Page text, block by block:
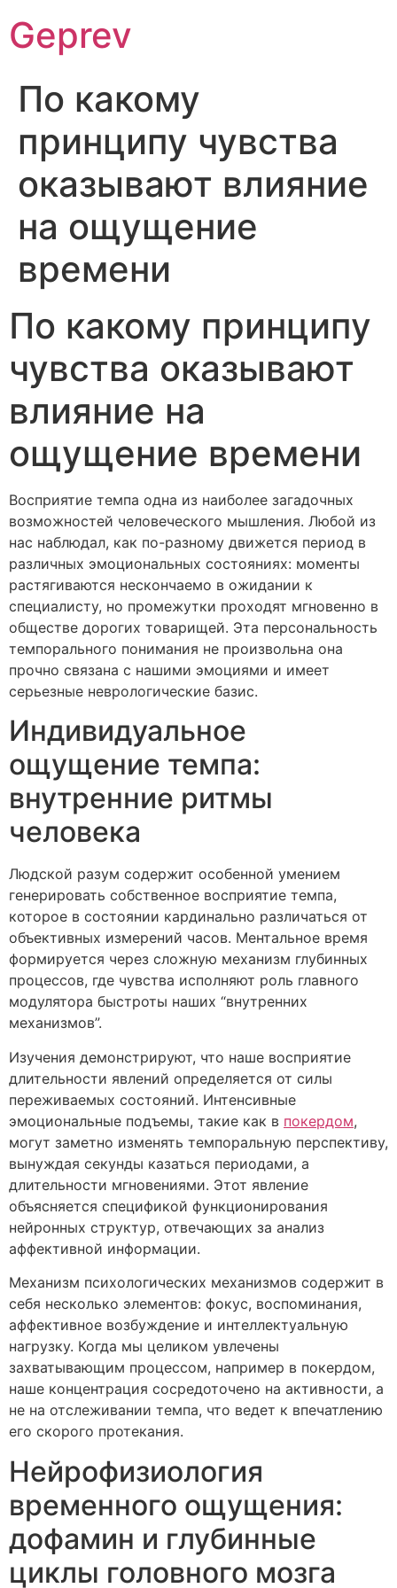
para
Geprev
По какому
принципу чувства
оказывают влияние
на ощущение
времени
По какому принципу
чувства оказывают
влияние на
ощущение времени
Восприятие темпа одна из наиболее загадочных
возможностей человеческого мышления. Любой из
нас наблюдал, как по-разному движется период в
различных эмоциональных состояниях: моменты
растягиваются нескончаемо в ожидании к
специалисту, но промежутки проходят мгновенно в
обществе дорогих товарищей. Эта персональность
темпорального понимания не произвольна она
прочно связана с нашими эмоциями и имеет
серьезные неврологические базис.
Индивидуальное
ощущение темпа:
внутренние ритмы
человека
Людской разум содержит особенной умением
генерировать собственное восприятие темпа,
которое в состоянии кардинально различаться от
объективных измерений часов. Ментальное время
формируется через сложную механизм глубинных
процессов, где чувства исполняют роль главного
модулятора быстроты наших “внутренних
механизмов”.
Изучения демонстрируют, что наше восприятие
длительности явлений определяется от силы
переживаемых состояний. Интенсивные
эмоциональные подъемы, такие как в покердом,
могут заметно изменять темпоральную перспективу,
вынуждая секунды казаться периодами, а
длительности мгновениями. Этот явление
объясняется спецификой функционирования
нейронных структур, отвечающих за анализ
аффективной информации.
Механизм психологических механизмов содержит в
себя несколько элементов: фокус, воспоминания,
аффективное возбуждение и интеллектуальную
нагрузку. Когда мы целиком увлечены
захватывающим процессом, например в покердом,
наше концентрация сосредоточено на активности, а
не на отслеживании темпа, что ведет к впечатлению
его скорого протекания.
Нейрофизиология
временного ощущения:
дофамин и глубинные
циклы головного мозга